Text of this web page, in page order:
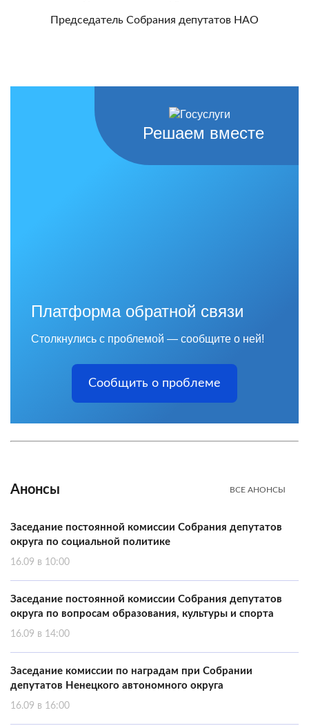
Председатель Собрания депутатов НАО
Решаем вместе
Платформа обратной связи
Столкнулись с проблемой — сообщите о ней!
Сообщить о проблеме
Анонсы ВСЕ АНОНСЫ
Заседание постоянной комиссии Собрания депутатов
округа по социальной политике
16.09 в 10:00
Заседание постоянной комиссии Собрания депутатов
округа по вопросам образования, культуры и спорта
16.09 в 14:00
Заседание комиссии по наградам при Собрании
депутатов Ненецкого автономного округа
16.09 в 16:00